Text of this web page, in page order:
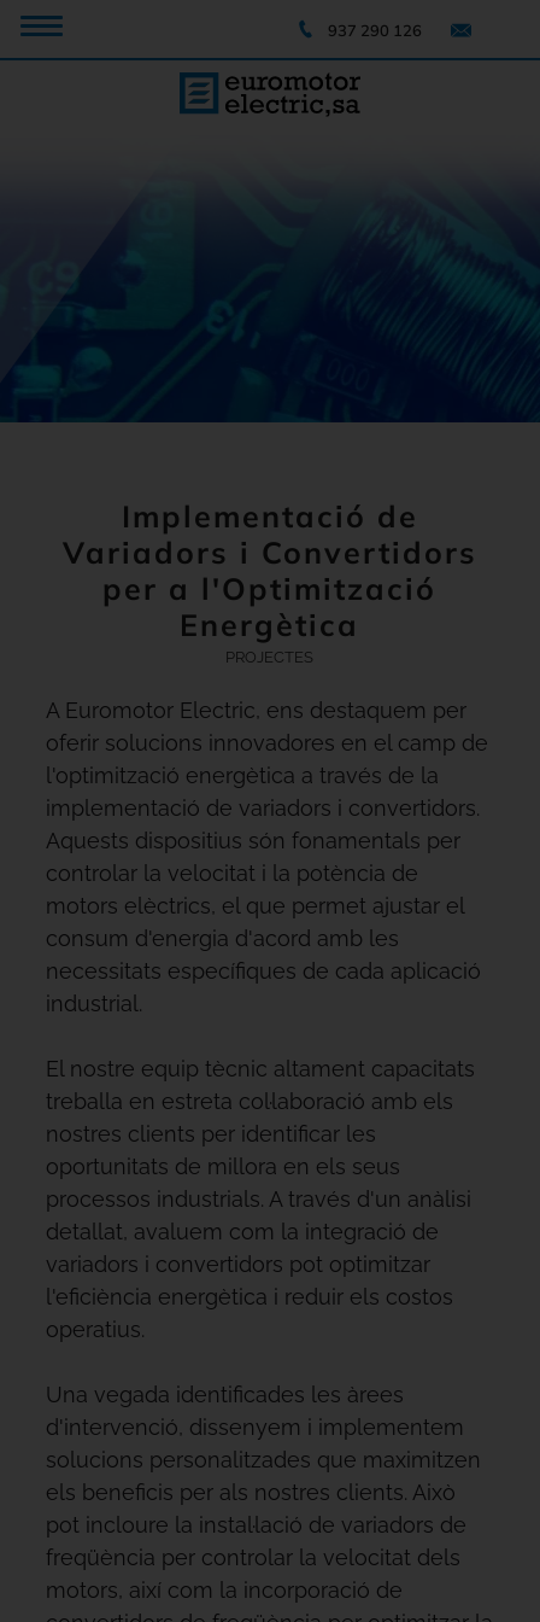
937 290 126
Implementació de
Variadors i Convertidors
per a l'Optimització
Energètica
PROJECTES
A Euromotor Electric, ens destaquem per
oferir solucions innovadores en el camp de
l'optimització energètica a través de la
implementació de variadors i convertidors.
Aquests dispositius són fonamentals per
controlar la velocitat i la potència de
motors elèctrics, el que permet ajustar el
consum d'energia d'acord amb les
necessitats específiques de cada aplicació
industrial.
El nostre equip tècnic altament capacitats
treballa en estreta col·laboració amb els
nostres clients per identificar les
oportunitats de millora en els seus
processos industrials. A través d'un anàlisi
detallat, avaluem com la integració de
variadors i convertidors pot optimitzar
l'eficiència energètica i reduir els costos
operatius.
Una vegada identificades les àrees
d'intervenció, dissenyem i implementem
solucions personalitzades que maximitzen
els beneficis per als nostres clients. Això
pot incloure la instal·lació de variadors de
freqüència per controlar la velocitat dels
motors, així com la incorporació de